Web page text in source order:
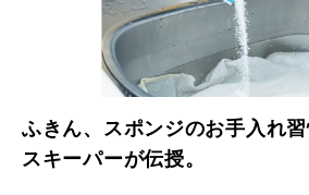
ふきん、スポンジのお手入れ
スキーパーが伝授。